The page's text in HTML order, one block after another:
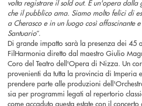
volta registrare il sold out. È un'opera dalla
che il pubblico ama. Siamo molto felici di
a Cherasco e in un luogo così affascinante
Santuario”.
Di grande impatto sarà la presenza dei 45
FilHarmonia diretto dal maestro Giulio
Coro del Teatro dell'Opera di Nizza. Un
provenienti da tutta la provincia di Imperia
prendere parte alle produzioni
sia per programmi legati al repertorio
come accaduto questa estate con il